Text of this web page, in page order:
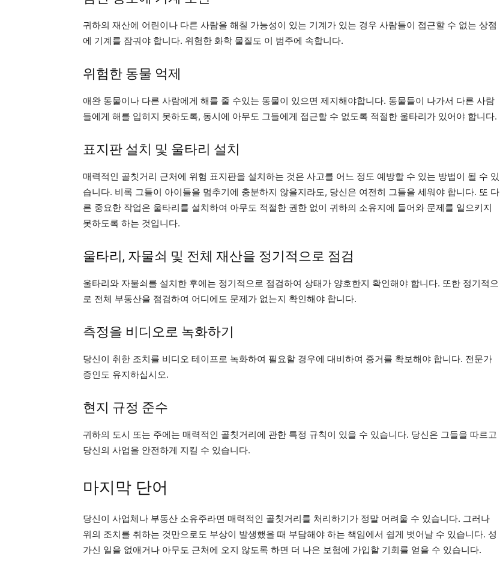
귀하의 재산에 어린이나 다른 사람을 해칠 가능성이 있는 기계가 있는 경우 사람들이 접근할 수 없는 상점
에 기계를 잠궈야 합니다. 위험한 화학 물질도 이 범주에 속합니다.
위험한 동물 억제
애완 동물이나 다른 사람에게 해를 줄 수있는 동물이 있으면 제지해야합니다. 동물들이 나가서 다른 사람
들에게 해를 입히지 못하도록, 동시에 아무도 그들에게 접근할 수 없도록 적절한 울타리가 있어야 합니다.
표지판 설치 및 울타리 설치
매력적인 골칫거리 근처에 위험 표지판을 설치하는 것은 사고를 어느 정도 예방할 수 있는 방법이 될 수 있
습니다. 비록 그들이 아이들을 멈추기에 충분하지 않을지라도, 당신은 여전히 ​​그들을 세워야 합니다. 또 다
른 중요한 작업은 울타리를 설치하여 아무도 적절한 권한 없이 귀하의 소유지에 들어와 문제를 일으키지
못하도록 하는 것입니다.
울타리, 자물쇠 및 전체 재산을 정기적으로 점검
울타리와 자물쇠를 설치한 후에는 정기적으로 점검하여 상태가 양호한지 확인해야 합니다. 또한 정기적으
로 전체 부동산을 점검하여 어디에도 문제가 없는지 확인해야 합니다.
측정을 비디오로 녹화하기
당신이 취한 조치를 비디오 테이프로 녹화하여 필요할 경우에 대비하여 증거를 확보해야 합니다. 전문가
증인도 유지하십시오.
현지 규정 준수
귀하의 도시 또는 주에는 매력적인 골칫거리에 관한 특정 규칙이 있을 수 있습니다. 당신은 그들을 따르고
당신의 사업을 안전하게 지킬 수 있습니다.
마지막 단어
당신이 사업체나 부동산 소유주라면 매력적인 골칫거리를 처리하기가 정말 어려울 수 있습니다. 그러나
위의 조치를 취하는 것만으로도 부상이 발생했을 때 부담해야 하는 책임에서 쉽게 벗어날 수 있습니다. 성
가신 일을 없애거나 아무도 근처에 오지 않도록 하면 더 나은 보험에 가입할 기회를 얻을 수 있습니다.